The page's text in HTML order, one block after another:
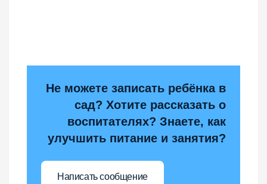
Не можете записать ребёнка в
сад? Хотите рассказать о
воспитателях? Знаете, как
улучшить питание и занятия?
Написать сообщение